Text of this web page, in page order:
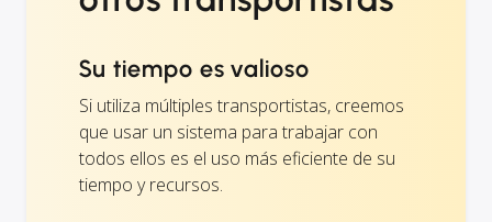
Su tiempo es valioso
Si utiliza múltiples transportistas, creemos
que usar un sistema para trabajar con
todos ellos es el uso más eficiente de su
tiempo y recursos.